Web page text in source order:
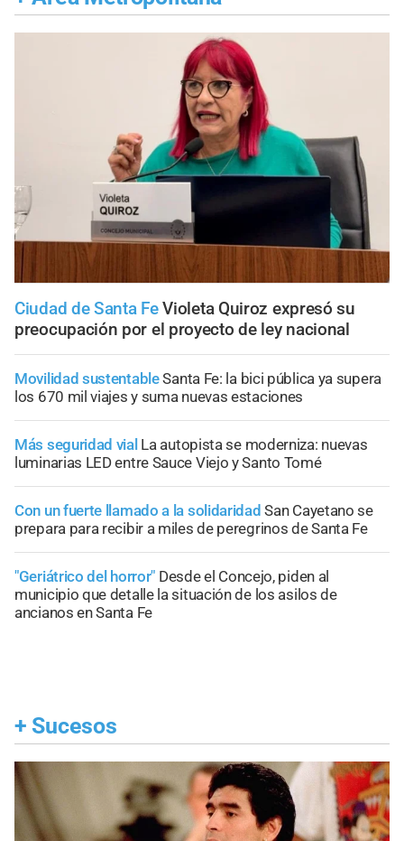
Ciudad de Santa Fe Violeta Quiroz expresó su
preocupación por el proyecto de ley nacional
Movilidad sustentableSanta Fe: la bici pública ya supera
los 670 mil viajes y suma nuevas estaciones
Más seguridad vial La autopista se moderniza: nuevas
luminarias LED entre Sauce Viejo y Santo Tomé
Con un fuerte llamado a la solidaridad San Cayetano se
prepara para recibir a miles de peregrinos de Santa Fe
"Geriátrico del horror" Desde el Concejo, piden al
municipio que detalle la situación de los asilos de
ancianos en Santa Fe
+ Sucesos